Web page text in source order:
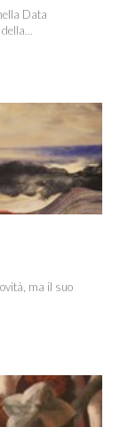
Data
ma il suo